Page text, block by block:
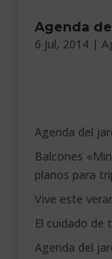
Agenda
6 Jul, 2014|
Agenda del
Balcones
planos para
Vive este
El cuidado de
Agenda del